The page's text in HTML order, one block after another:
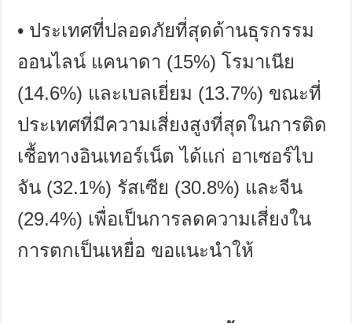
• ประเทศที่ปลอดภัยที่สุดด้านธุรกรรม
ออนไลน์ แคนาดา (15%)โรมาเนีย
(14.6%) และเบลเยี่ยม (13.7%) ขณะที่
ประเทศที่มีความเสี่ยงสูงที่สุดในการติด
เชื้อทางอินเทอร์เน็ต ได้แก่ อาเซอร์ไบ
จัน (32.1%) รัสเซีย (30.8%) และจีน
(29.4%) เพื่อเป็นการลดความเสี่ยงใน
การตกเป็นเหยื่อ ขอแนะนำให้